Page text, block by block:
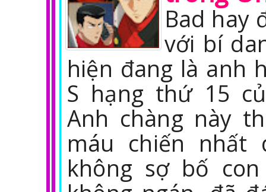
Bad hay
với bí
hiện đang là anh
S hạng thứ 15
Anh chàng này
máu chiến nhất
không sợ bố